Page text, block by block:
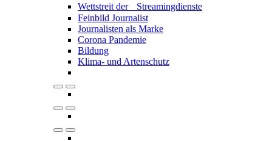
Wettstreit der Streamingdienste
Feinbild Journalist
Journalisten als Marke
Corona Pandemie
Bildung
Klima- und Artenschutz